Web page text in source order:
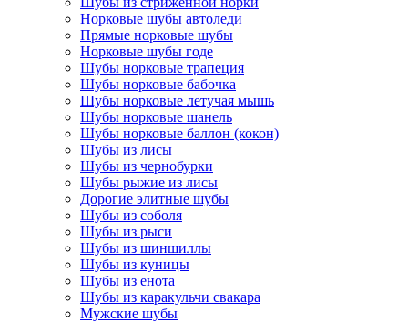
Норковые шубы автоледи
Прямые норковые шубы
Норковые шубы годе
Шубы норковые трапеция
Шубы норковые бабочка
Шубы норковые летучая мышь
Шубы норковые шанель
Шубы норковые баллон (кокон)
Шубы из лисы
Шубы из чернобурки
Шубы рыжие из лисы
Дорогие элитные шубы
Шубы из соболя
Шубы из рыси
Шубы из шиншиллы
Шубы из куницы
Шубы из енота
Шубы из каракульчи свакара
Мужские шубы